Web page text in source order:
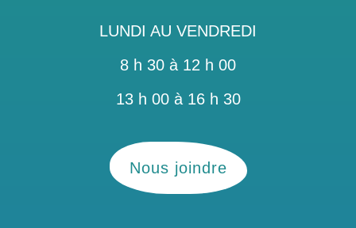
LUNDI AU VENDREDI
8 h 30 à 12 h 00
13 h 00 à 16 h 30
Nous joindre